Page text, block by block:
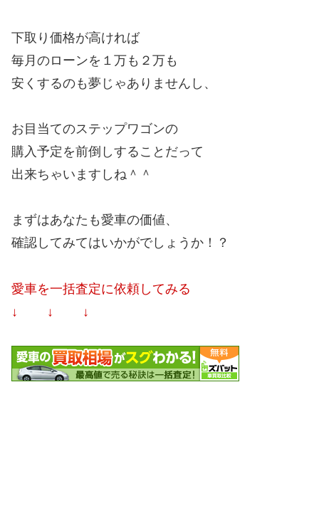
下取り価格が高ければ
毎月のローンを１万も２万も
安くするのも夢じゃありませんし、
お目当てのステップワゴンの
購入予定を前倒しすることだって
出来ちゃいますしね＾＾
まずはあなたも愛車の価値、
確認してみてはいかがでしょうか！？
愛車を一括査定に依頼してみる
↓ ↓ ↓